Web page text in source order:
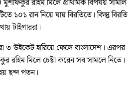
রহিম মিলে প্রাথমিক বিপর্যয় সামাল
১০১ রান নিয়ে যায় বিরতিতে। কিন্তু বিরতি
টাইগাররা।
৩ উইকেট হারিয়ে ফেলে বাংলাদেশ। এরপর
রহিম মিলে চেষ্টা করেন সব সামলে নিতে।
ছন্দ পতন।